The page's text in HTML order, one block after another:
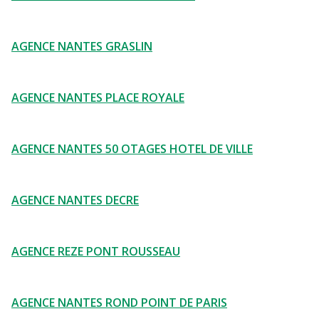
AGENCE NANTES GRASLIN
AGENCE NANTES PLACE ROYALE
AGENCE NANTES 50 OTAGES HOTEL DE VILLE
AGENCE NANTES DECRE
AGENCE REZE PONT ROUSSEAU
AGENCE NANTES ROND POINT DE PARIS